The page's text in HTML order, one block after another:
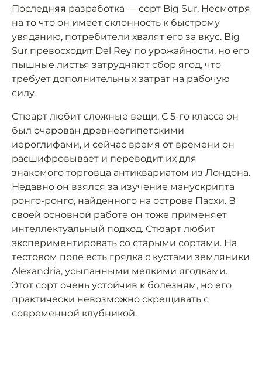
Последняя разработка — сорт Big Sur. Несмотря
на то что он имеет склонность к быстрому
увяданию, потребители хвалят его за вкус. Big
Sur превосходит Del Rey по урожайности, но его
пышные листья затрудняют сбор ягод, что
требует дополнительных затрат на рабочую
силу.
Стюарт любит сложные вещи. С 5-го класса он
был очарован древнеегипетскими
иероглифами, и сейчас время от времени он
расшифровывает и переводит их для
знакомого торговца антиквариатом из Лондона.
Недавно он взялся за изучение манускрипта
ронго-ронго, найденного на острове Пасхи. В
своей основной работе он тоже применяет
интеллектуальный подход. Стюарт любит
экспериментировать со старыми сортами. На
тестовом поле есть грядка с кустами земляники
Alexandria, усыпанными мелкими ягодками.
Этот сорт очень устойчив к болезням, но его
практически невозможно скрещивать с
современной клубникой.